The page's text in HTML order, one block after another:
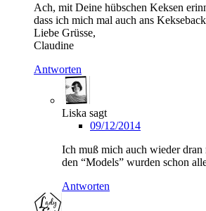
Ach, mit Deine hübschen Keksen
dass ich mich mal auch ans
Liebe Grüsse,
Claudine
Antworten
Liska sagt
09/12/2014
Ich muß mich auch wieder dran
den “Models” wurden schon
Antworten